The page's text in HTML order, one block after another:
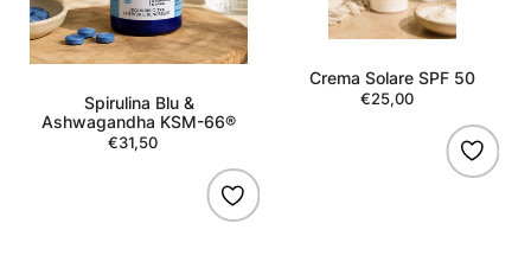
Spirulina Blu &
Ashwagandha KSM-66®
Regular
€31,50
Crema Solare SPF 50
Regular
€25,00